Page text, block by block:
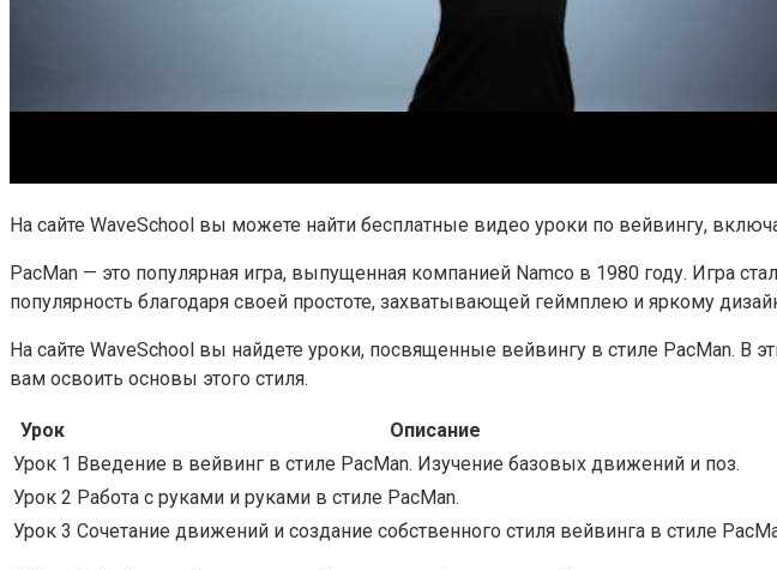
На сайте WaveSchool вы можете найти бесплатные видео уроки по вейвингу,
PacMan — это популярная игра, выпущенная компанией Namco в 1980 году. Игра
популярность благодаря своей простоте, захватывающей геймплею и яркому
На сайте WaveSchool вы найдете уроки, посвященные вейвингу в стиле PacMan. В
вам освоить основы этого стиля.
Урок Описание
Урок 1 Введение в вейвинг в стиле PacMan. Изучение базовых движений и поз.
Урок 2 Работа с руками и руками в стиле PacMan.
Урок 3 Сочетание движений и создание собственного стиля вейвинга в стиле